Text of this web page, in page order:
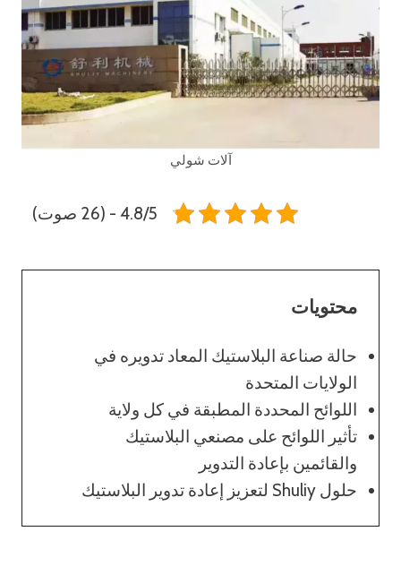
آلات شولي
4.8/5 - (26 صوت)
محتويات
حالة صناعة البلاستيك المعاد تدويره في
الولايات المتحدة
اللوائح المحددة المطبقة في كل ولاية
تأثير اللوائح على مصنعي البلاستيك
والقائمين بإعادة التدوير
حلول Shuliy لتعزيز إعادة تدوير البلاستيك